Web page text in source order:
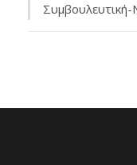
Συμβουλευτική-